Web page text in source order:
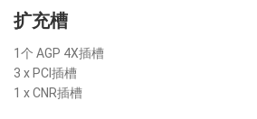
扩充槽
1个 AGP 4X插槽
3 x PCI插槽
1 x CNR插槽